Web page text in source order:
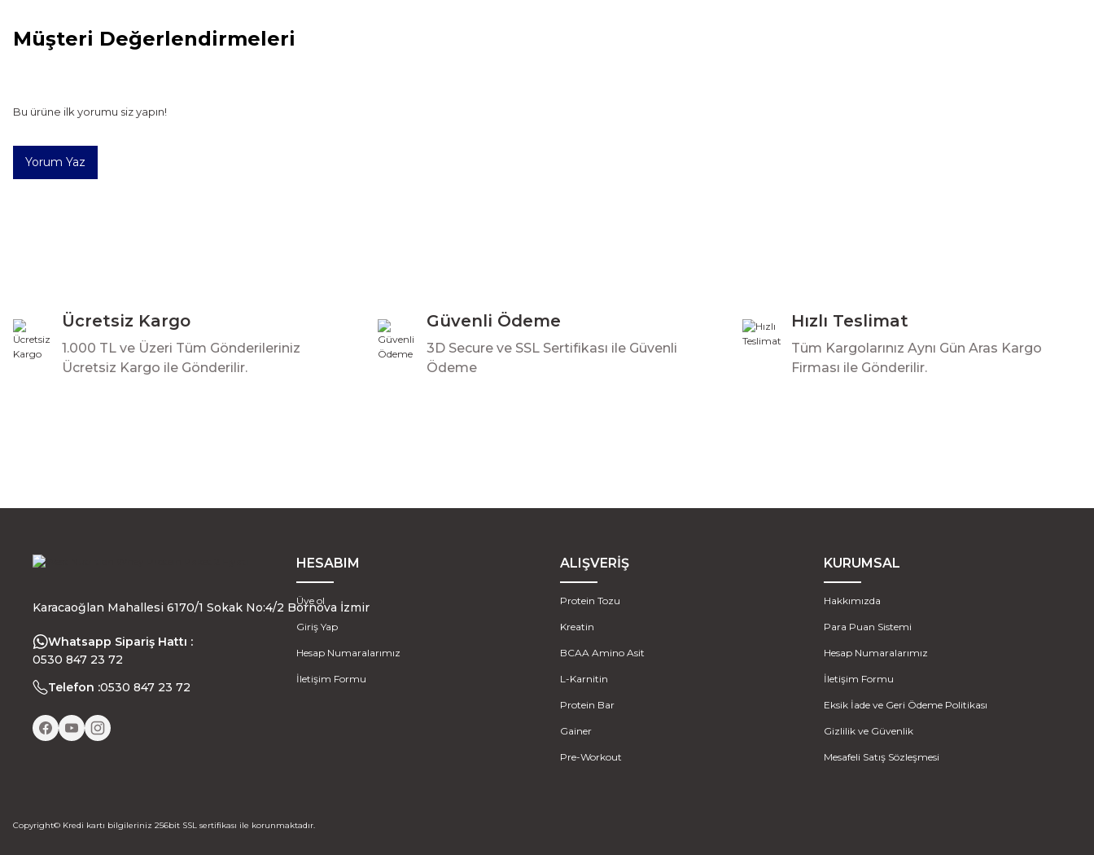
Bu ürünün fiyat bilgisi, resim, ürün açıklamalarında ve diğer konularda yetersiz gördüğünüz noktaları öneri formunu kullanarak tarafımıza iletebilirsiniz.
Görüş ve önerileriniz için teşekkür ederiz.
Ürün açıklamasında eksik bilgiler bulunuyor.
Ürün fiyatı diğer sitelerden daha pahalı.
Bu ürüne benzer farklı alternatifler olmalı.
Müşteri Değerlendirmeleri
Bu ürüne ilk yorumu siz yapın!
Yorum Yaz
Ücretsiz Kargo
1.000 TL ve Üzeri Tüm Gönderileriniz
Ücretsiz Kargo ile Gönderilir.
Güvenli Ödeme
3D Secure ve SSL Sertifikası ile Güvenli
Ödeme
Hızlı Teslimat
Tüm Kargolarınız Aynı Gün Aras Kargo
Firması ile Gönderilir.
Karacaoğlan Mahallesi 6170/1 Sokak No:4/2 Bornova İzmir
Whatsapp Sipariş Hattı :
0530 847 23 72
Telefon :0530 847 23 72
HESABIM
Üye ol
Giriş Yap
Hesap Numaralarımız
İletişim Formu
ALIŞVERİŞ
Protein Tozu
Kreatin
BCAA Amino Asit
L-Karnitin
Protein Bar
Gainer
Pre-Workout
KURUMSAL
Hakkımızda
Para Puan Sistemi
Hesap Numaralarımız
İletişim Formu
Eksik İade ve Geri Ödeme Politikası
Gizlilik ve Güvenlik
Mesafeli Satış Sözleşmesi
Copyright© Kredi kartı bilgileriniz 256bit SSL sertifikası ile korunmaktadır.